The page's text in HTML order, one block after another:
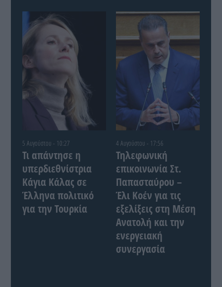
5 Αυγούστου - 10:27
Τι απάντησε η
υπερδιεθνίστρια
Κάγια Κάλας σε
Έλληνα πολιτικό
για την Τουρκία
4 Αυγούστου - 17:56
Τηλεφωνική
επικοινωνία Στ.
Παπασταύρου –
Έλι Κοέν για τις
εξελίξεις στη Μέση
Ανατολή και την
ενεργειακή
συνεργασία